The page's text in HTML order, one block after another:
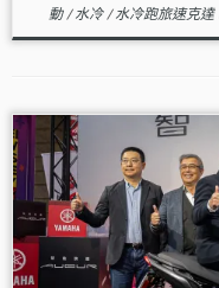
動/水冷/水冷跑旅速克達